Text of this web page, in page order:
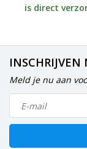
is direct
INSCHRIJVEN
Meld je nu aan